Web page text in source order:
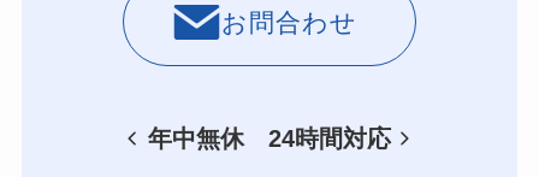
お問合わせ
年中無休 24時間対応